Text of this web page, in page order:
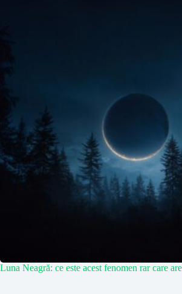
Luna Neagră: ce este acest fenomen rar care